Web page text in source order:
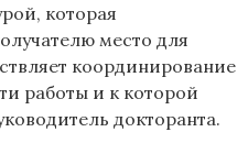
которая
место для
координирование
работы и к которой
докторанта.